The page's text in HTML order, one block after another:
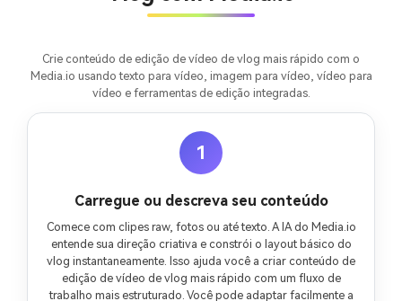
Crie conteúdo de edição de vídeo de vlog mais rápido com o
Media.io usando texto para vídeo, imagem para vídeo, vídeo para
vídeo e ferramentas de edição integradas.
1
Carregue ou descreva seu conteúdo
Comece com clipes raw, fotos ou até texto. A IA do Media.io
entende sua direção criativa e constrói o layout básico do
vlog instantaneamente. Isso ajuda você a criar conteúdo de
edição de vídeo de vlog mais rápido com um fluxo de
trabalho mais estruturado. Você pode adaptar facilmente a
Comece Grátis →